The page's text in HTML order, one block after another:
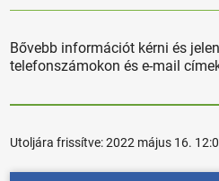
Bővebb információt kérni és
telefonszámokon és e-mail
Utoljára frissítve:2022 május 16.